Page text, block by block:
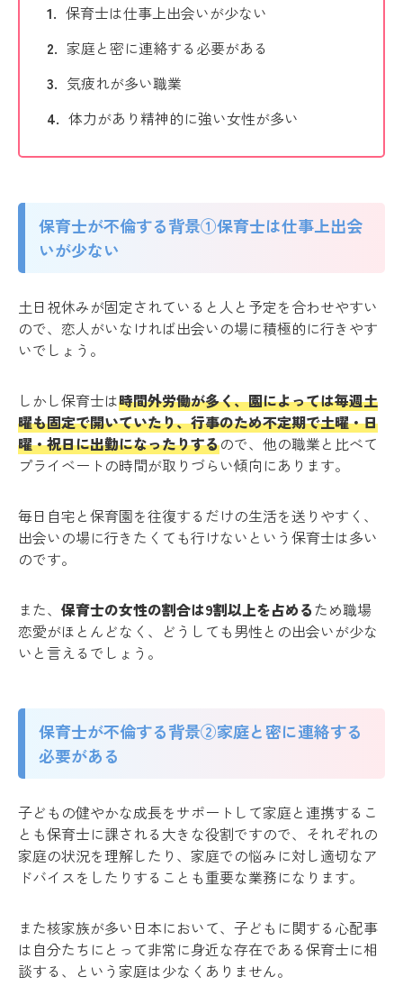
保育士は仕事上出会いが少ない
家庭と密に連絡する必要がある
気疲れが多い職業
体力があり精神的に強い女性が多い
保育士が不倫する背景①保育士は仕事上出会
いが少ない
土日祝休みが固定されていると人と予定を合わせやすい
ので、恋人がいなければ出会いの場に積極的に行きやす
いでしょう。
しかし保育士は時間外労働が多く、園によっては毎週土
曜も固定で開いていたり、行事のため不定期で土曜・日
曜・祝日に出勤になったりするので、他の職業と比べて
プライベートの時間が取りづらい傾向にあります。
毎日自宅と保育園を往復するだけの生活を送りやすく、
出会いの場に行きたくても行けないという保育士は多い
のです。
また、 保育士の女性の割合は9割以上を占めるため職場
恋愛がほとんどなく、どうしても男性との出会いが少な
いと言えるでしょう。
保育士が不倫する背景②家庭と密に連絡する
必要がある
子どもの健やかな成長をサポートして家庭と連携するこ
とも保育士に課される大きな役割ですので、それぞれの
家庭の状況を理解したり、家庭での悩みに対し適切なア
ドバイスをしたりすることも重要な業務になります。
また核家族が多い日本において、子どもに関する心配事
は自分たちにとって非常に身近な存在である保育士に相
談する、という家庭は少なくありません。